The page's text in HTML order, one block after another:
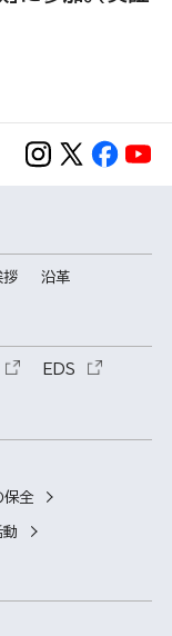
拶 沿革
EDS
保全
動